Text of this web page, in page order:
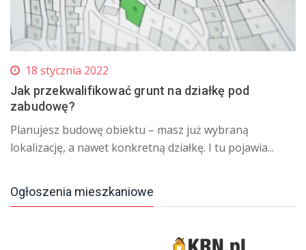
18 stycznia 2022
Jak przekwalifikować grunt na działkę pod
zabudowę?
​Planujesz budowę obiektu – masz już wybraną
lokalizację, a nawet konkretną działkę. I tu pojawia...
Ogłoszenia mieszkaniowe